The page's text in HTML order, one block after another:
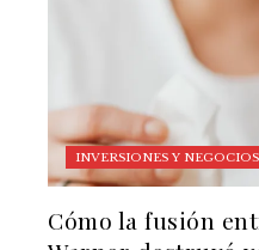
INVERSIONES Y NEGOCIOS
Cómo la fusión